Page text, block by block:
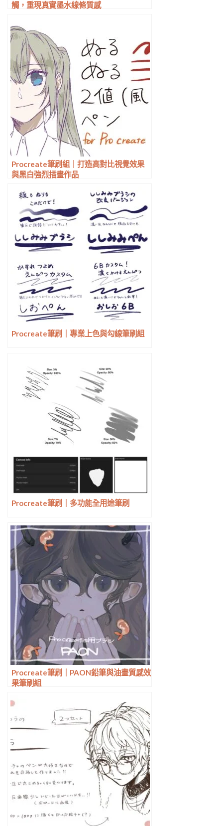
觸，重現真實墨水線條質感
Procreate筆刷組｜打造高對比視覺效果
與黑白強烈插畫作品
Procreate筆刷｜專業上色與勾線筆刷組
Procreate筆刷｜多功能全用途筆刷
Procreate筆刷｜PAON鉛筆與油畫質感效
果筆刷組